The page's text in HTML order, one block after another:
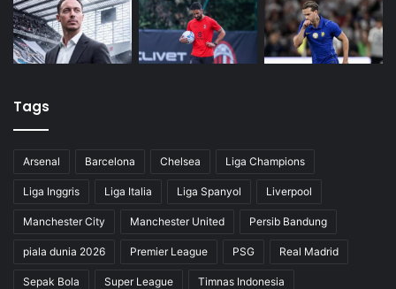
Tags
Arsenal Barcelona Chelsea Liga Champions
Liga Inggris Liga Italia Liga Spanyol Liverpool
Manchester City Manchester United Persib Bandung
piala dunia 2026 Premier League PSG Real Madrid
Sepak Bola Super League Timnas Indonesia